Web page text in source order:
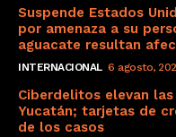
Suspende Estados
por amenaza a su
aguacate resultan
INTERNACIONAL 6 agosto,
Ciberdelitos elevan
Yucatán; tarjetas de
de los casos